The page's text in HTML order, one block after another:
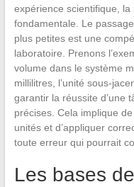
expérience scientifique,
fondamentale. Le
plus petites est une
laboratoire. Prenons
volume dans le système
millilitres, l’unité sous-
garantir la réussite d’une
précises. Cela implique
unités et d’appliquer
toute erreur qui pourrait
Les bases